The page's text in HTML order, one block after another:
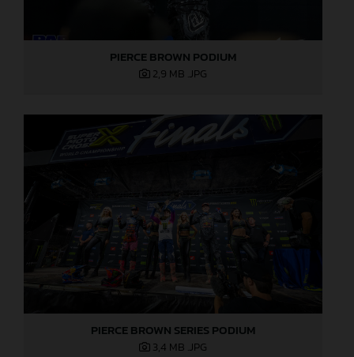
PIERCE BROWN PODIUM
2,9 MB .JPG
PIERCE BROWN SERIES PODIUM
3,4 MB .JPG